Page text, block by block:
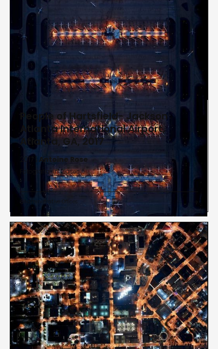
People of Hartsfield- Jackson
Atlanta International Airport,
Atlanta, GA, 2017
2017 | Antoine Rose
Fotografía en Diasec
Administrative Offices